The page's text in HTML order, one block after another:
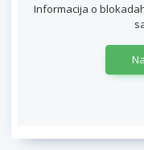
Informacija o